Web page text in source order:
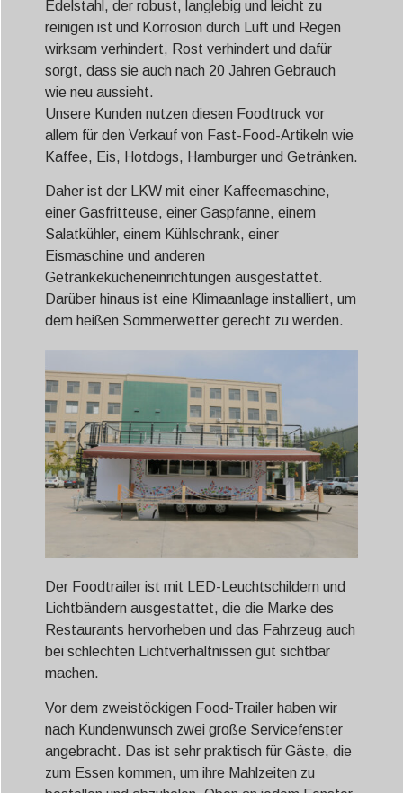
Edelstahl, der robust, langlebig und leicht zu
reinigen ist und Korrosion durch Luft und Regen
wirksam verhindert, Rost verhindert und dafür
sorgt, dass sie auch nach 20 Jahren Gebrauch
wie neu aussieht.
Unsere Kunden nutzen diesen Foodtruck vor
allem für den Verkauf von Fast-Food-Artikeln wie
Kaffee, Eis, Hotdogs, Hamburger und Getränken.
Daher ist der LKW mit einer Kaffeemaschine,
einer Gasfritteuse, einer Gaspfanne, einem
Salatkühler, einem Kühlschrank, einer
Eismaschine und anderen
Getränkekücheneinrichtungen ausgestattet.
Darüber hinaus ist eine Klimaanlage installiert, um
dem heißen Sommerwetter gerecht zu werden.
Der Foodtrailer ist mit LED-Leuchtschildern und
Lichtbändern ausgestattet, die die Marke des
Restaurants hervorheben und das Fahrzeug auch
bei schlechten Lichtverhältnissen gut sichtbar
machen.
Vor dem zweistöckigen Food-Trailer haben wir
nach Kundenwunsch zwei große Servicefenster
angebracht. Das ist sehr praktisch für Gäste, die
zum Essen kommen, um ihre Mahlzeiten zu